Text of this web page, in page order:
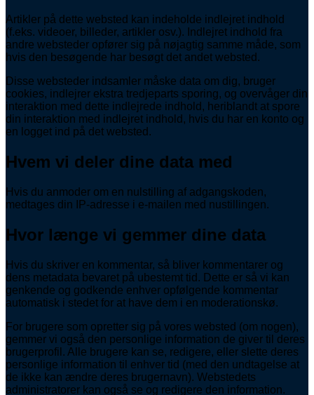
Artikler på dette websted kan indeholde indlejret indhold
(f.eks. videoer, billeder, artikler osv.). Indlejret indhold fra
andre websteder opfører sig på nøjagtig samme måde, som
hvis den besøgende har besøgt det andet websted.
Disse websteder indsamler måske data om dig, bruger
cookies, indlejrer ekstra tredjeparts sporing, og overvåger din
interaktion med dette indlejrede indhold, heriblandt at spore
din interaktion med indlejret indhold, hvis du har en konto og
en logget ind på det websted.
Hvem vi deler dine data med
Hvis du anmoder om en nulstilling af adgangskoden,
medtages din IP-adresse i e-mailen med nustillingen.
Hvor længe vi gemmer dine data
Hvis du skriver en kommentar, så bliver kommentarer og
dens metadata bevaret på ubestemt tid. Dette er så vi kan
genkende og godkende enhver opfølgende kommentar
automatisk i stedet for at have dem i en moderationskø.
For brugere som opretter sig på vores websted (om nogen),
gemmer vi også den personlige information de giver til deres
brugerprofil. Alle brugere kan se, redigere, eller slette deres
personlige information til enhver tid (med den undtagelse at
de ikke kan ændre deres brugernavn). Webstedets
administratorer kan også se og redigere den information.